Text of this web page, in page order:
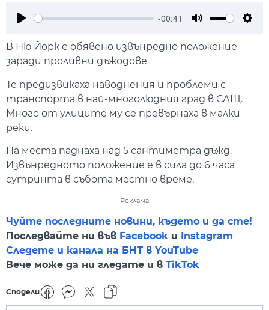
-00:41
В Ню Йорк е обявено извънредно положение
заради проливни дъжодове
Те предизвикаха наводнения и проблеми с
транспорта в най-многолюдния град в САЩ.
Много от улиците му се превърнаха в малки
реки.
На места паднаха над 5 сантиметра дъжд.
Извънредното положение е в сила до 6 часа
сутринта в събота местно време.
Реклама
Чуйте последните новини, където и да сте!
Последвайте ни във Facebook и
Instagram
Следете и канала на БНТ в YouTube
Вече може да ни гледате и в TikTok
Сподели